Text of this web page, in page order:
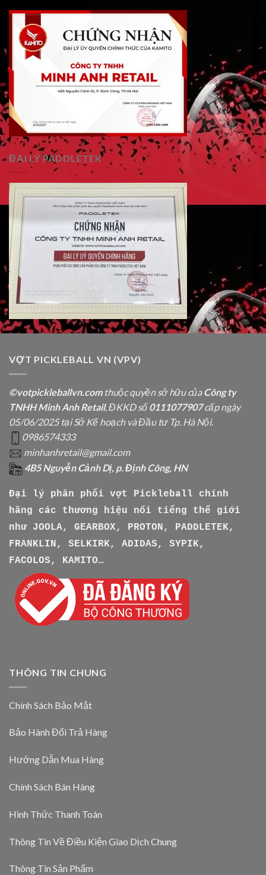
ĐẠI LÝ PADDLETEK
VỢT PICKLEBALL VN (VPV)
©votpickleballvn.comthuộc quyền sở hữu củaCông ty
TNHH Minh Anh Retail, ĐKKD số0111077907cấp ngày
05/06/2025 tại Sở Kế hoạch và Đầu tư Tp. Hà Nội.
0986574333
minhanhretail@gmail.com
4B5 Nguyễn Cảnh Dị, p. Định Công, HN
Đại lý phân phối vợt Pickleball chính
hãng các thương hiệu nổi tiếng thế giới
như
JOOLA, GEARBOX, PROTON, PADDLETEK,
FRANKLIN, SELKIRK, ADIDAS, SYPIK,
FACOLOS, KAMITO…
THÔNG TIN CHUNG
Chính Sách Bảo Mật
Bảo Hành Đổi Trả Hàng
Hướng Dẫn Mua Hàng
Chính Sách Bán Hàng
Hình Thức Thanh Toán
Thông Tin Về Điều Kiện Giao Dịch Chung
Thông Tin Sản Phẩm